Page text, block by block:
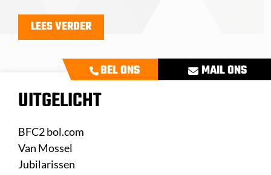
LEES VERDER
BEL ONS MAIL ONS
UITGELICHT
BFC2 bol.com
Van Mossel
Jubilarissen